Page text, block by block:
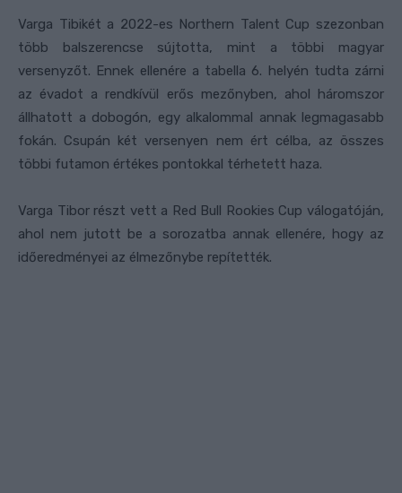
Varga Tibikét a 2022-es Northern Talent Cup szezonban
több balszerencse sújtotta, mint a többi magyar
versenyzőt. Ennek ellenére a tabella 6. helyén tudta zárni
az évadot a rendkívül erős mezőnyben, ahol háromszor
állhatott a dobogón, egy alkalommal annak legmagasabb
fokán. Csupán két versenyen nem ért célba, az összes
többi futamon értékes pontokkal térhetett haza.
Varga Tibor részt vett a Red Bull Rookies Cup válogatóján,
ahol nem jutott be a sorozatba annak ellenére, hogy az
időeredményei az élmezőnybe repítették.